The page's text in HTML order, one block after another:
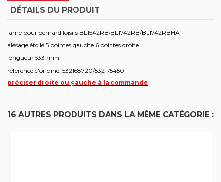
DÉTAILS DU PRODUIT
lame pour bernard loisirs BL1542RB/BL1742RB/BL1742RBHA
alésage étoilé 5 pointes gauche 6 pointes droite
longueur 533 mm
référence d'origine: 532168720/532175450
préciser droite ou gauche à la commande
16 AUTRES PRODUITS DANS LA MÊME CATÉGORIE :